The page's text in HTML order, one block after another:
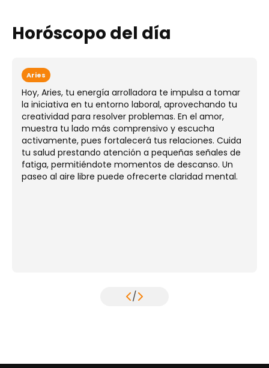
Horóscopo del día
Aries
Hoy, Aries, tu energía arrolladora te impulsa a tomar
la iniciativa en tu entorno laboral, aprovechando tu
creatividad para resolver problemas. En el amor,
muestra tu lado más comprensivo y escucha
activamente, pues fortalecerá tus relaciones. Cuida
tu salud prestando atención a pequeñas señales de
fatiga, permitiéndote momentos de descanso. Un
paseo al aire libre puede ofrecerte claridad mental.
/